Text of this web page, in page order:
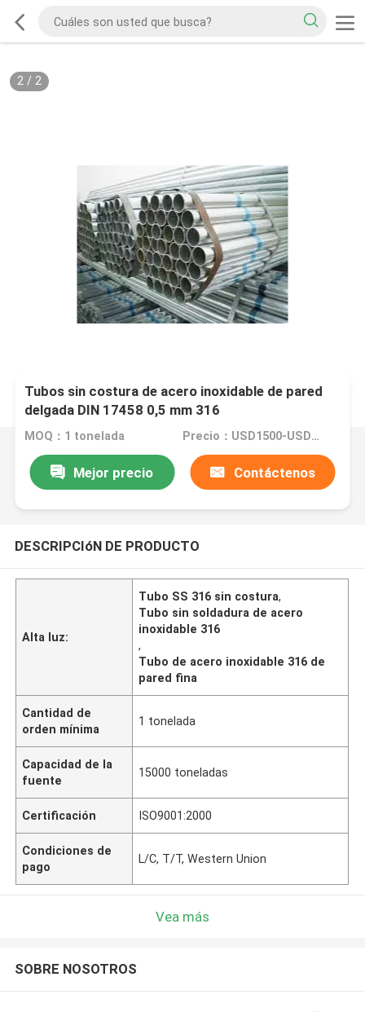
2/ 2
Tubos sin costura de acero inoxidable de pared
delgada DIN 17458 0,5 mm 316
MOQ：1 tonelada Precio：USD1500-USD6000
Mejor precio Contáctenos
DESCRIPCIóN DE PRODUCTO
Alta luz:
Tubo SS 316 sin costura,
Tubo sin soldadura de acero
inoxidable 316
,
Tubo de acero inoxidable 316 de
pared fina
Cantidad de
orden mínima
1 tonelada
Capacidad de la
fuente
15000 toneladas
Certificación ISO9001:2000
Condiciones de
pago
L/C, T/T, Western Union
Vea más
SOBRE NOSOTROS